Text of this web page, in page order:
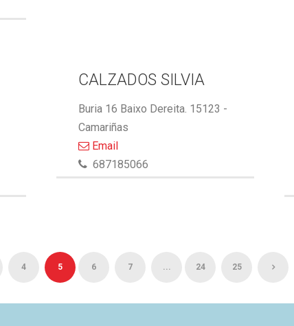
CALZADOS SILVIA
Buria 16 Baixo Dereita. 15123 -
Camariñas
Email
687185066
4 5 6 7 ... 24 25